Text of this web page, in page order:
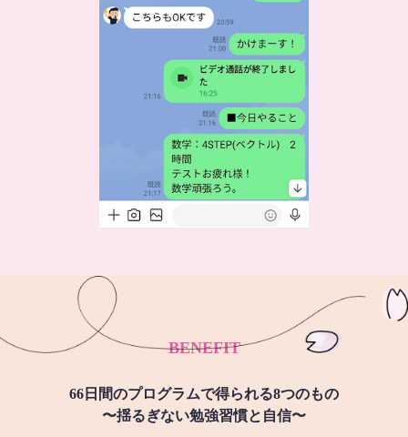
BENEFIT
66日間のプログラムで得られる8つのもの
〜揺るぎない勉強習慣と自信〜